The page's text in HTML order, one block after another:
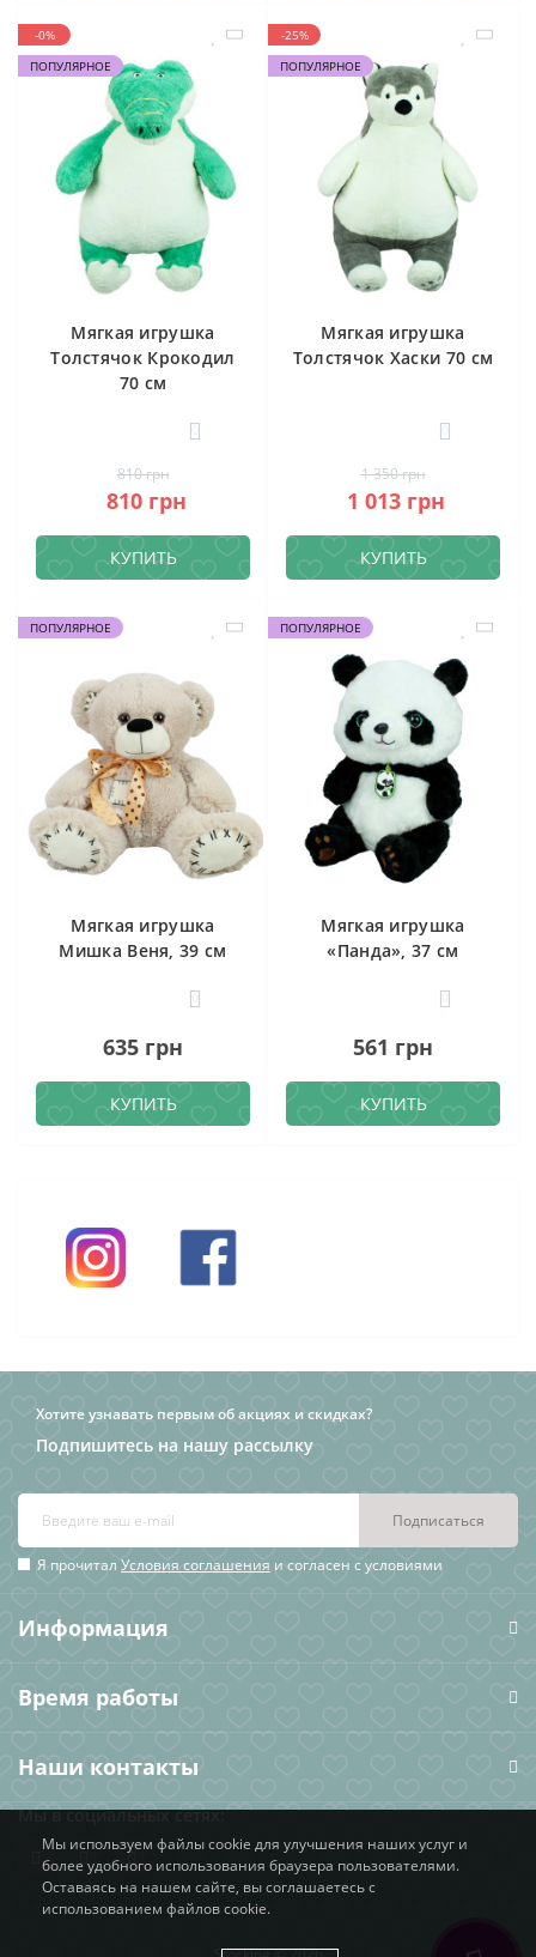
-0%
ПОПУЛЯРНОЕ
Мягкая игрушка
Толстячок Крокодил
70 см
0
810 грн
810 грн
КУПИТЬ
-25%
ПОПУЛЯРНОЕ
Мягкая игрушка
Толстячок Хаски 70 см
0
1 350 грн
1 013 грн
КУПИТЬ
ПОПУЛЯРНОЕ
Мягкая игрушка
Мишка Веня, 39 см
0
635 грн
КУПИТЬ
ПОПУЛЯРНОЕ
Мягкая игрушка
«Панда», 37 см
0
561 грн
КУПИТЬ
Хотите узнавать первым об акциях и скидках?
Подпишитесь на нашу рассылку
Подписаться
Я прочитал Условия соглашения и согласен с условиями
Информация
Время работы
Наши контакты
Мы в социальных сетях:
Мы используем файлы cookie для улучшения наших услуг и
более удобного использования браузера пользователями.
Оставаясь на нашем сайте, вы соглашаетесь с
использованием файлов cookie.